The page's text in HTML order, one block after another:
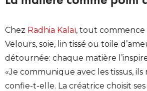
Chez Radhia Kalaï, tout commence
Velours, soie, lin tissé ou toile
détournée: chaque matière
«Je communique avec les tissus,
confie-t-elle. La créatrice choisit ses